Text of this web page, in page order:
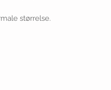
størrelse.